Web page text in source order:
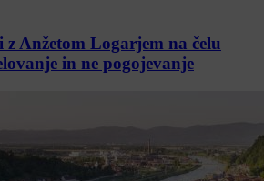
Anžetom Logarjem na čelu
in ne pogojevanje